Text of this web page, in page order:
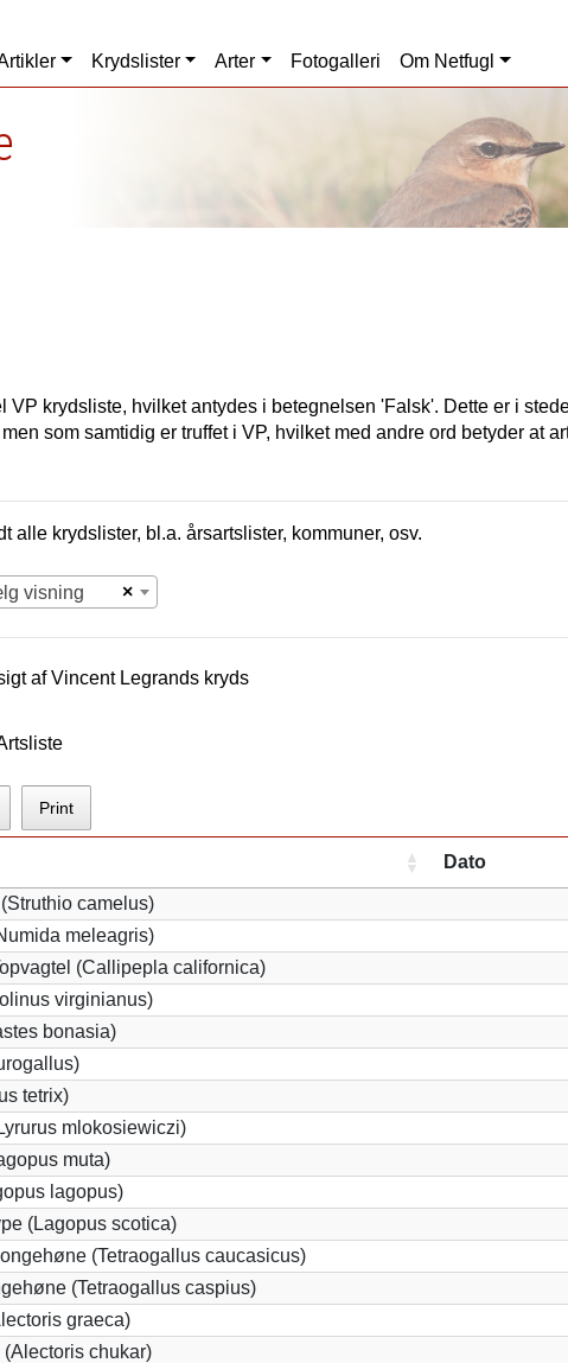
Krydslister Arter Fotogalleri Om Netfugl
krydsliste, hvilket antydes i betegnelsen 'Falsk'. Dette er i
som samtidig er truffet i VP, hvilket med andre ord betyder at
alle krydslister, bl.a. årsartslister, kommuner, osv.
×
visning
afVincent Legrands kryds
Print
Dato
camelus)
meleagris)
(Callipepla californica)
virginianus)
bonasia)
tetrix)
mlokosiewiczi)
muta)
lagopus)
(Lagopus scotica)
(Tetraogallus caucasicus)
(Tetraogallus caspius)
graeca)
chukar)